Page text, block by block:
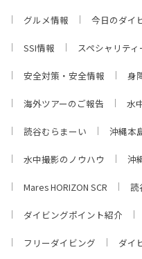
グルメ情報 今日のダイ
SSI情報 スペシャリティ
安全対策・安全情報 身
海外ツアーのご報告 水
読谷むらまーい 沖縄本
水中撮影のノウハウ 沖
Mares HORIZON SCR 読
ダイビングポイント紹介
フリーダイビング ダイ